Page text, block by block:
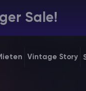
Sale!
Vintage Story